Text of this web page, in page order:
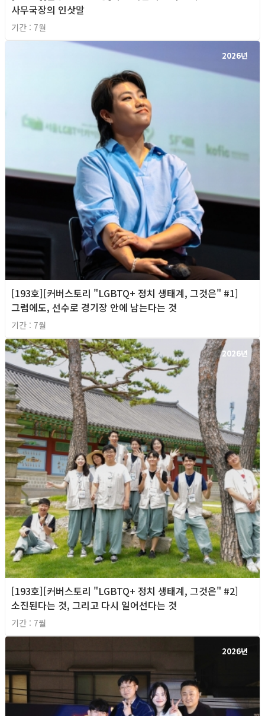
사무국장의 인삿말
기간 : 7월
2026년
[193호][커버스토리 "LGBTQ+ 정치 생태계, 그것은" #1]
그럼에도, 선수로 경기장 안에 남는다는 것
기간 : 7월
2026년
[193호][커버스토리 "LGBTQ+ 정치 생태계, 그것은" #2]
소진된다는 것, 그리고 다시 일어선다는 것
기간 : 7월
2026년